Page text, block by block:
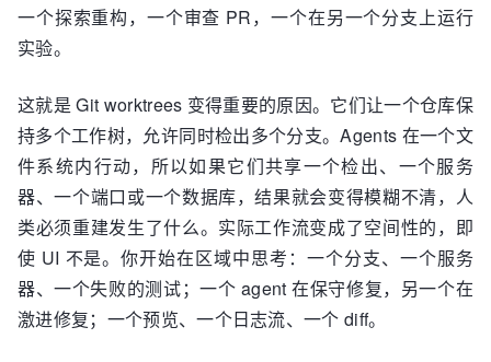
一个探索重构，一个审查 PR，一个在另一个分支上运行
实验。
这就是 Git worktrees 变得重要的原因。它们让一个仓库保
持多个工作树，允许同时检出多个分支。Agents 在一个文
件系统内行动，所以如果它们共享一个检出、一个服务
器、一个端口或一个数据库，结果就会变得模糊不清，人
类必须重建发生了什么。实际工作流变成了空间性的，即
使 UI 不是。你开始在区域中思考：一个分支、一个服务
器、一个失败的测试；一个 agent 在保守修复，另一个在
激进修复；一个预览、一个日志流、一个 diff。